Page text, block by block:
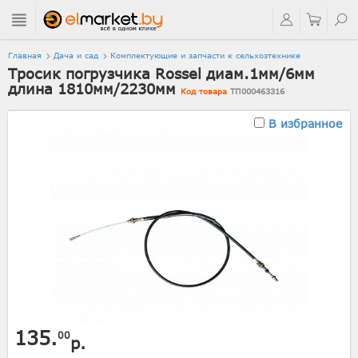
Главная Дача и сад Комплектующие и запчасти к сельхозтехнике
Тросик погрузчика Rossel диам.1мм/6мм
длина 1810мм/2230мм
Код товара ТП000463316
В избранное
135.00р.